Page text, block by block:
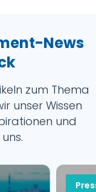
News
zum Thema
unser Wissen
und